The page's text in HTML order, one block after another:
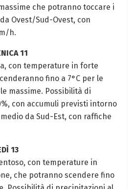
che potranno toccare i
Ovest/Sud-Ovest, con
h.
11
con temperature in forte
fino a 7°C per le
massime. Possibilità di
con accumuli previsti intorno
medio da Sud-Est, con raffiche
13
con temperature in
che potranno scendere fino